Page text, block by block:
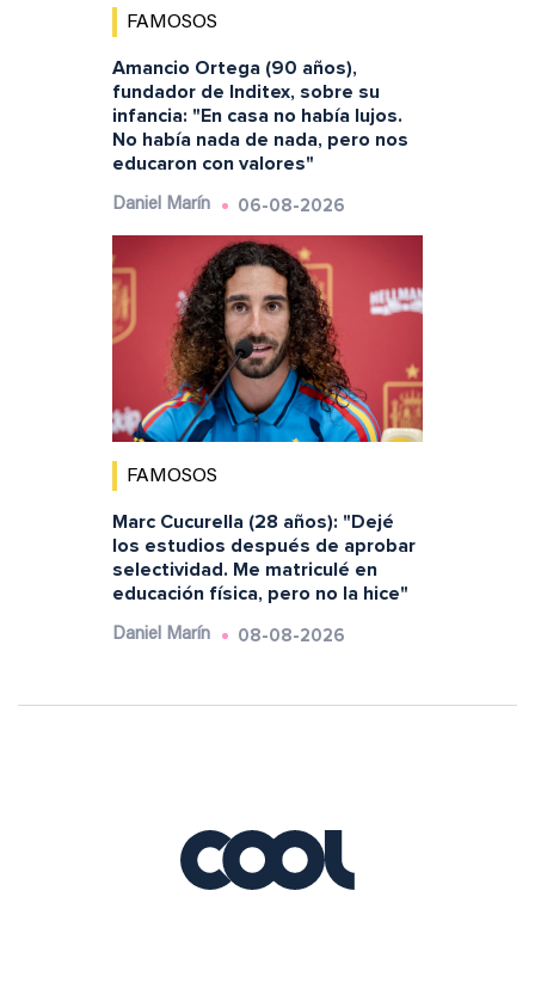
FAMOSOS
Amancio Ortega (90 años),
fundador de Inditex, sobre su
infancia: "En casa no había lujos.
No había nada de nada, pero nos
educaron con valores"
Daniel Marín 06-08-2026
FAMOSOS
Marc Cucurella (28 años): "Dejé
los estudios después de aprobar
selectividad. Me matriculé en
educación física, pero no la hice"
Daniel Marín 08-08-2026